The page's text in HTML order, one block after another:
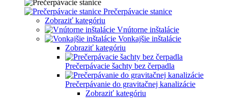
Prečerpávacie stanice
Zobraziť kategóriu
Vnútorne inštalácie
Vonkajšie inštalácie
Zobraziť kategóriu
Prečerpávacie šachty bez čerpadla
Prečerpávanie do gravitačnej kanalizácie
Zobraziť kategóriu